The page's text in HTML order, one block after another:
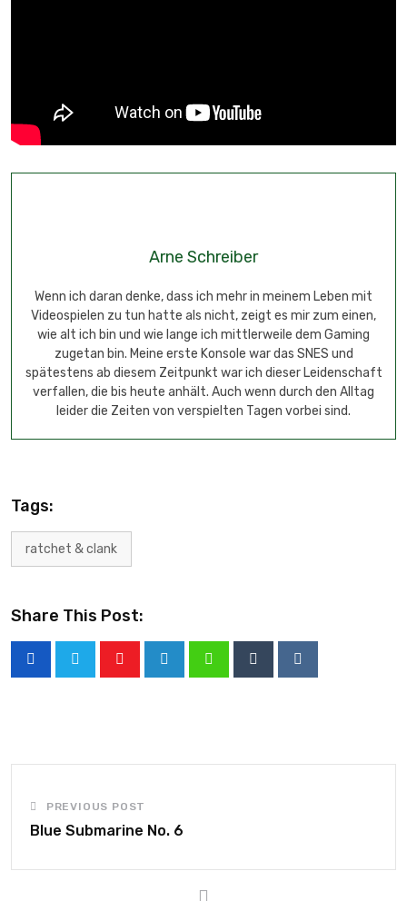
Arne Schreiber
Wenn ich daran denke, dass ich mehr in meinem Leben mit
Videospielen zu tun hatte als nicht, zeigt es mir zum einen,
wie alt ich bin und wie lange ich mittlerweile dem Gaming
zugetan bin. Meine erste Konsole war das SNES und
spätestens ab diesem Zeitpunkt war ich dieser Leidenschaft
verfallen, die bis heute anhält. Auch wenn durch den Alltag
leider die Zeiten von verspielten Tagen vorbei sind.
Tags:
ratchet & clank
Share This Post:
PREVIOUS POST
Blue Submarine No. 6